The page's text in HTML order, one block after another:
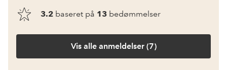
3.2 baseret på 13 bedømmelser
Vis alle anmeldelser (7)